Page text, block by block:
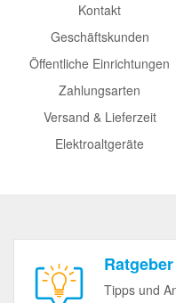
Kontakt
Geschäftskunden
Öffentliche Einrichtungen
Zahlungsarten
Versand & Lieferzeit
Elektroaltgeräte
Ratgeber
Tipps und